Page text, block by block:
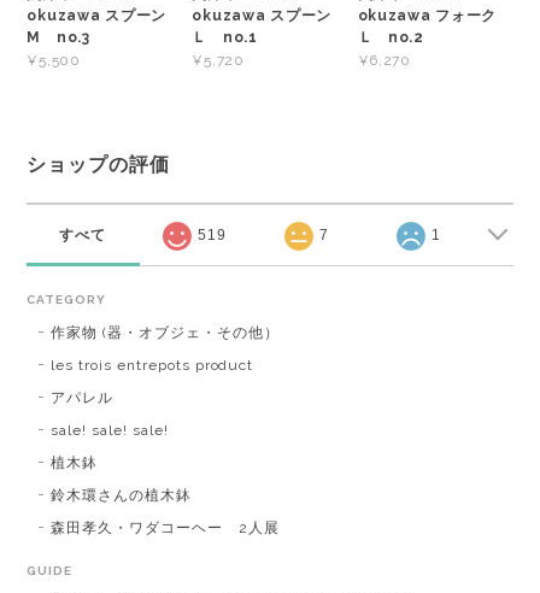
okuzawa スプーン
M no.3
¥5,500
okuzawa スプーン
Ｌ no.1
¥5,720
okuzawa フォーク
Ｌ no.2
¥6,270
ショップの評価
すべて 519 7 1
CATEGORY
作家物 (器・オブジェ・その他）
les trois entrepots product
アパレル
sale! sale! sale!
植木鉢
鈴木環さんの植木鉢
森田孝久・ワダコーヘー 2人展
GUIDE